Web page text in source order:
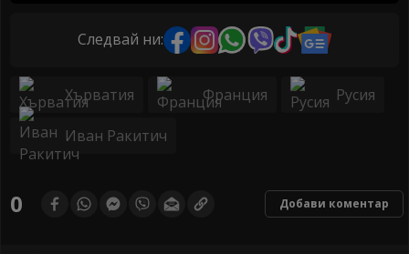
Следвай ни:
Хърватия Франция Русия
Иван Ракитич
0 Добави коментар